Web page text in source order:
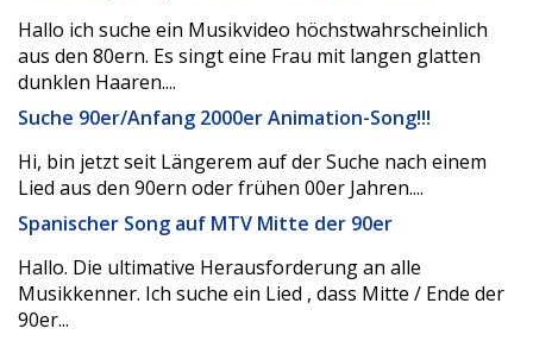
Hallo ich suche ein Musikvideo höchstwahrscheinlich
aus den 80ern. Es singt eine Frau mit langen glatten
dunklen Haaren....
Suche 90er/Anfang 2000er Animation-Song!!!
Hi, bin jetzt seit Längerem auf der Suche nach einem
Lied aus den 90ern oder frühen 00er Jahren....
Spanischer Song auf MTV Mitte der 90er
Hallo. Die ultimative Herausforderung an alle
Musikkenner. Ich suche ein Lied , dass Mitte / Ende der
90er...